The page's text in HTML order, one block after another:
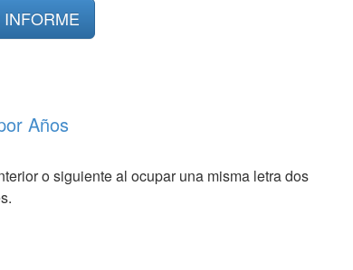
INFORME
Años
o siguiente al ocupar una misma letra dos